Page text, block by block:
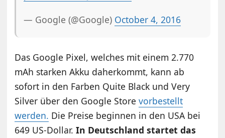
— Google (@Google) October 4, 2016
Das Google Pixel, welches mit einem 2.770
mAh starken Akku daherkommt, kann ab
sofort in den Farben Quite Black und Very
Silver über den Google Storevorbestellt
werden. Die Preise beginnen in den USA bei
649 US-Dollar.In Deutschland startet das